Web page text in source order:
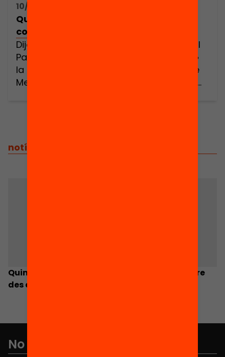
10/10/2013 16:30h - 16:30h
Quines desigualtats socials podem
combatre des de l’educació?
Dijous 10 d’octubre de 2013 a les 18.30 h al
Palau Macaya de l’Obra Social «la Caixa»
la Fundació Jaume Bofill i l’Associació de
Mestres Rosa Sensat van debatre sobre
desigualtats […]
notícies
Quines desigualtats socials podem combatre
des de l’educació?
No et perdis res